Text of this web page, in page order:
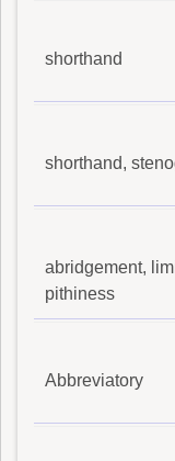
shorthand
shorthand,
abridgement,
pithiness
Abbreviatory